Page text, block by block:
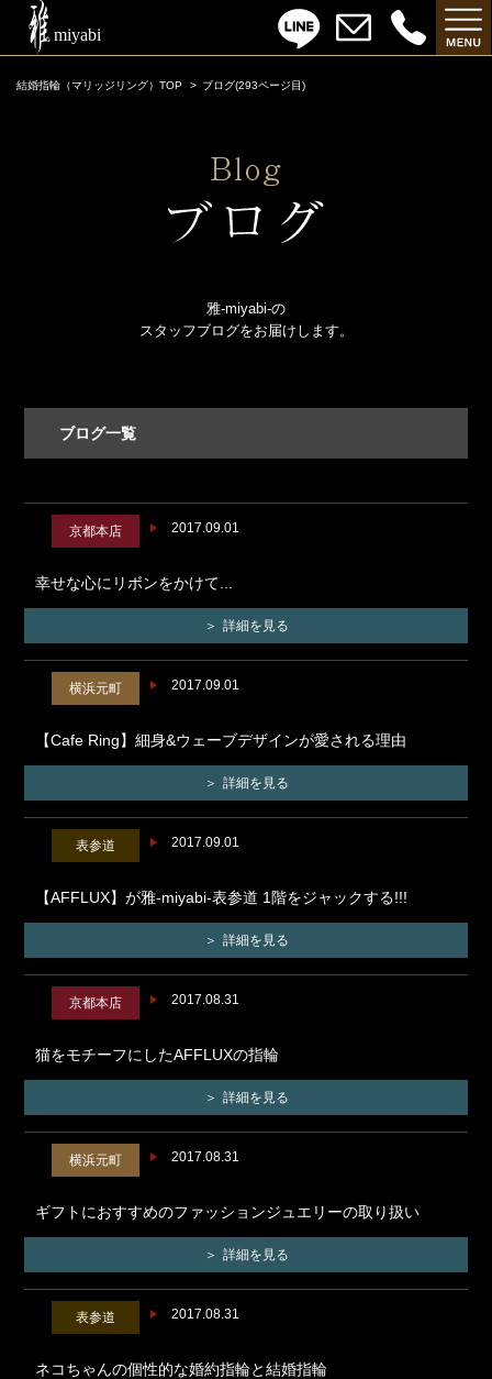
結婚指輪（マリッジリング）TOP ブログ(293ページ目)
雅-miyabi-の
スタッフブログをお届けします。
ブログ一覧
2017.09.01
京都本店
幸せな心にリボンをかけて...
詳細を見る
2017.09.01
横浜元町
【Cafe Ring】細身&ウェーブデザインが愛される理由
詳細を見る
2017.09.01
表参道
【AFFLUX】が雅-miyabi-表参道 1階をジャックする!!!
詳細を見る
2017.08.31
京都本店
猫をモチーフにしたAFFLUXの指輪
詳細を見る
2017.08.31
横浜元町
ギフトにおすすめのファッションジュエリーの取り扱い
詳細を見る
2017.08.31
表参道
ネコちゃんの個性的な婚約指輪と結婚指輪